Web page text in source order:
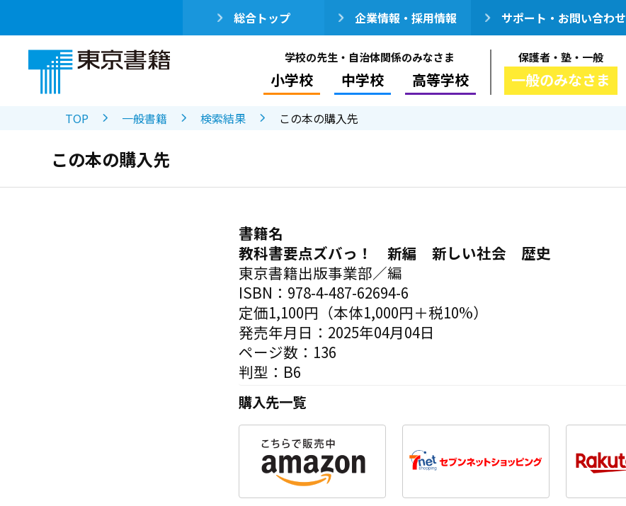
総合トップ 企業情報・採用情報 サポート・お問い合わせ
学校の先生・自治体関係のみなさま
小学校 中学校 高等学校
保護者・塾・一般
一般のみなさま
TOP 一般書籍 検索結果 この本の購入先
この本の購入先
書籍名
教科書要点ズバっ！ 新編 新しい社会 歴史
東京書籍出版事業部／編
ISBN：978-4-487-62694-6
定価1,100円（本体1,000円＋税10%）
発売年月日：2025年04月04日
ページ数：136
判型：B6
購入先一覧